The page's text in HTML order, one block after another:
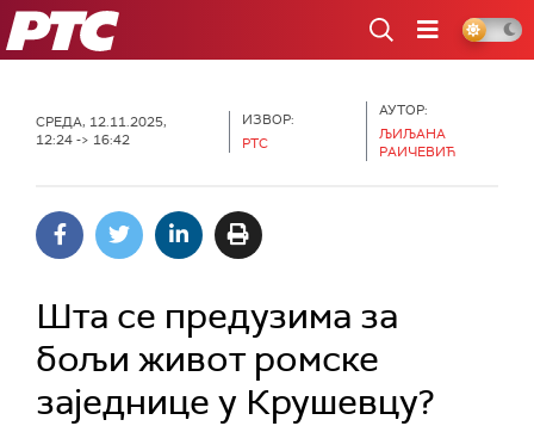
РТС
СРЕДА, 12.11.2025,
12:24 -> 16:42
ИЗВОР:
РТС
АУТОР:
ЉИЉАНА
РАИЧЕВИЋ
Шта се предузима за
бољи живот ромске
заједнице у Крушевцу?